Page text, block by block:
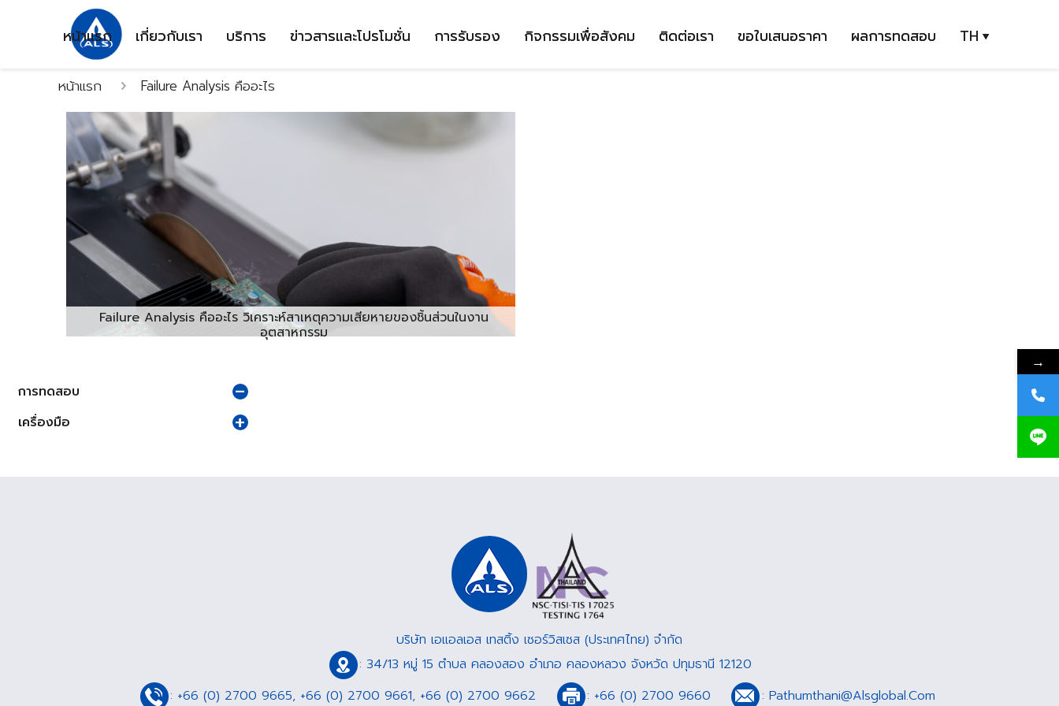
หน้าแรก เกี่ยวกับเรา บริการ ข่าวสารและโปรโมชั่น การรับรอง กิจกรรมเพื่อสังคม ติดต่อเรา ขอใบเสนอราคา ผลการทดสอบ TH
หน้าแรก Failure Analysis คืออะไร
Failure Analysis คืออะไร วิเคราะห์สาเหตุความเสียหายของชิ้นส่วนในงาน
อุตสาหกรรม
การทดสอบ
เครื่องมือ
บริษัท เอแอลเอส เทสติ้ง เซอร์วิสเซส (ประเทศไทย) จำกัด
: 34/13 หมู่ 15 ตำบล คลองสอง อำเภอ คลองหลวง จังหวัด ปทุมธานี 12120
: +66 (0) 2700 9665, +66 (0) 2700 9661, +66 (0) 2700 9662 : +66 (0) 2700 9660 : Pathumthani@Alsglobal.Com
→